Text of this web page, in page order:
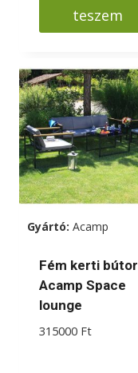
teszem
Gyártó: Acamp
Fém kerti bútor
Acamp Space
lounge
315000 Ft